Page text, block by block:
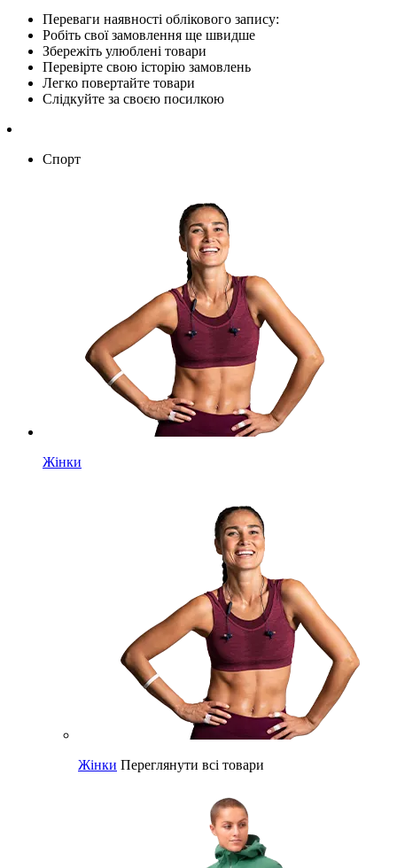
Переваги наявності облікового запису:
Робіть свої замовлення ще швидше
Збережіть улюблені товари
Перевірте свою історію замовлень
Легко повертайте товари
Слідкуйте за своєю посилкою
Спорт
Жінки
Жінки Переглянути всі товари